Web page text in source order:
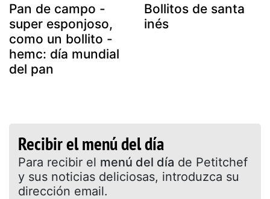
Pan de campo -
super esponjoso,
como un bollito -
hemc: día mundial
del pan
Bollitos de santa
inés
Recibir el menú del día
Para recibir el menú del día de Petitchef
y sus noticias deliciosas, introduzca su
dirección email.